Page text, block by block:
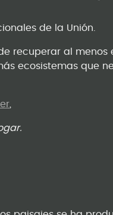
de la Unión.
recuperar al menos
ecosistemas que